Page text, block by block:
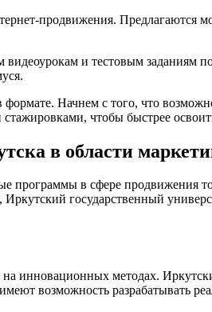
продвижения. Предлагаются
видеоурокам и тестовым
Начнем с того, что
чтобы быстрее
в области
программы в сфере продвижения
государственный
инновационных методах.
возможность разрабатывать